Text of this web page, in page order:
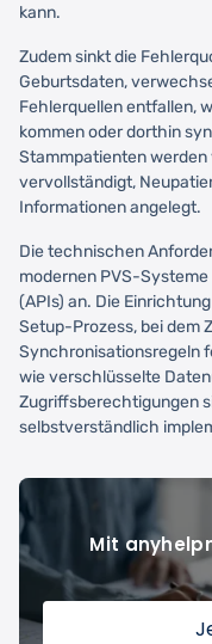
kann.
Zudem sinkt die
Geburtsdaten,
Fehlerquellen entfallen,
kommen oder dorthin
Stammpatienten
vervollständigt,
Informationen angelegt.
Die technischen
modernen PVS-
(APIs) an. Die
Setup-Prozess, bei dem
Synchronisationsregeln
wie verschlüsselte
Zugriffsberechtigungen
selbstverständlich
Mit